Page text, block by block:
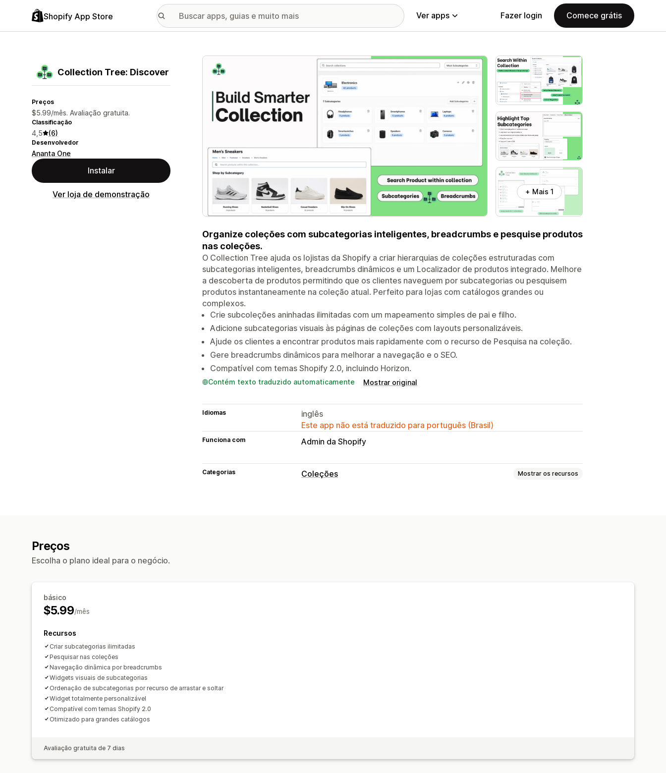
Shopify App Store Ver apps Fazer login Comece grátis
Collection Tree: Discover
Preços
$5.99/mês. Avaliação gratuita.
Classificação
4,5 (6)
Desenvolvedor
Ananta One
Instalar
Ver loja de demonstração
Galeria de imagens em destaque
+ Mais 1
Organize coleções com subcategorias inteligentes, breadcrumbs e pesquise produtos
nas coleções.
O Collection Tree ajuda os lojistas da Shopify a criar hierarquias de coleções estruturadas com
subcategorias inteligentes, breadcrumbs dinâmicos e um Localizador de produtos integrado. Melhore
a descoberta de produtos permitindo que os clientes naveguem por subcategorias ou pesquisem
produtos instantaneamente na coleção atual. Perfeito para lojas com catálogos grandes ou
complexos.
Crie subcoleções aninhadas ilimitadas com um mapeamento simples de pai e filho.
Adicione subcategorias visuais às páginas de coleções com layouts personalizáveis.
Ajude os clientes a encontrar produtos mais rapidamente com o recurso de Pesquisa na coleção.
Gere breadcrumbs dinâmicos para melhorar a navegação e o SEO.
Compatível com temas Shopify 2.0, incluindo Horizon.
Contém texto traduzido automaticamente Mostrar original
Idiomas
inglês
Este app não está traduzido para português (Brasil)
Funciona com Admin da Shopify
Categorias Coleções Mostrar os recursos
Preços
Escolha o plano ideal para o negócio.
básico
$5.99/mês
Recursos
Criar subcategorias ilimitadas
Pesquisar nas coleções
Navegação dinâmica por breadcrumbs
Widgets visuais de subcategorias
Ordenação de subcategorias por recurso de arrastar e soltar
Widget totalmente personalizável
Compatível com temas Shopify 2.0
Otimizado para grandes catálogos
Avaliação gratuita de 7 dias